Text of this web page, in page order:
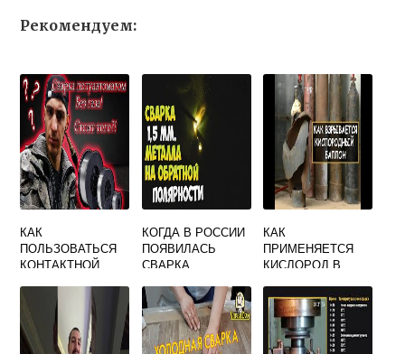
Рекомендуем:
КАК
ПОЛЬЗОВАТЬСЯ
КОНТАКТНОЙ
КОГДА В РОССИИ
ПОЯВИЛАСЬ
СВАРКА
КАК
ПРИМЕНЯЕТСЯ
КИСЛОРОД В
МЕТАЛЛОВ